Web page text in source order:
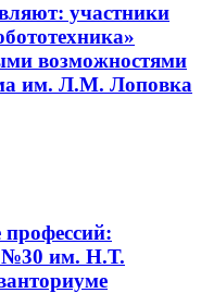
участники
возможностями
им. Л.М. Лоповка
№30 им. Н.Т.